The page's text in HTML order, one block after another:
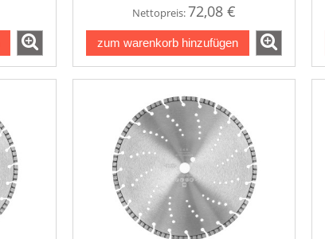
Nettopreis:72,08 €
zum warenkorb hinzufügen